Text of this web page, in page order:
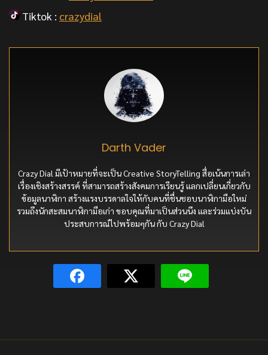
Tiktok : crazydial
Darth Vader
Crazy Dial มีเป้าหมายที่จะเป็น Creative StoryTelling สื่อเน้นการเล่า
เรื่องเชิงสร้างสรรค์ ที่สามารถสร้างสังคมการเรียนรู้ แลกเปลี่ยนเกี่ยวกับ
ข้อมูลนาฬิกา สร้างแรงบรรดาลใจให้กับคนที่ชื่นชอบนาฬิกามือใหม่
รวมถึงนักสะสมนาฬิกามือเก่า ขอบคุณที่มาเป็นส่วนนึง และร่วมแบ่งบัน
ประสบการณ์ไปพร้อมๆกัน กับ Crazy Dial